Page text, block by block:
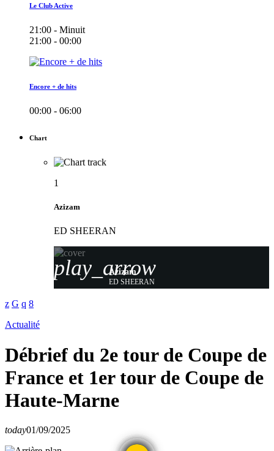
Le Club Active
21:00 - Minuit
21:00 - 00:00
Encore + de hits
00:00 - 06:00
Chart
1
Azizam
ED SHEERAN
play_arrow
Azizam
ED SHEERAN
Actualité
Débrief du 2e tour de Coupe de
France et 1er tour de Coupe de
Haute-Marne
today01/09/2025